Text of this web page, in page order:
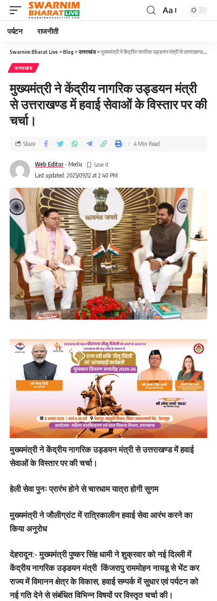
Aa
पर्यटन राजनीती
Swarnim Bharat Live >Blog >उत्तराखंड>मुख्यमंत्री ने केंद्रीय नागरिक उड्डयन मंत्री से उत्तराखण्ड में हवाई सेवाओं के विस्तार पर की चर्चा।
उत्तराखंड
मुख्यमंत्री ने केंद्रीय नागरिक उड्डयन मंत्री
से उत्तराखण्ड में हवाई सेवाओं के विस्तार पर की
चर्चा।
Last updated: 2025/09/12 at 2:40 PM
Web Editor - Media
Share 4 Min Read
मुख्यमंत्री ने केंद्रीय नागरिक उड्डयन मंत्री से उत्तराखण्ड में हवाई
सेवाओं के विस्तार पर की चर्चा।
हेली सेवा पुनः प्रारंभ होने से चारधाम यात्रा होगी सुगम
मुख्यमंत्री ने जौलीग्रांट में रात्रिकालीन हवाई सेवा आरंभ करने का
किया अनुरोध
देहरादून:- मुख्यमंत्री पुष्कर सिंह धामी ने शुक्रवार को नई दिल्ली में
केंद्रीय नागरिक उड्डयन मंत्री किंजरापु राममोहन नायडू से भेंट कर
राज्य में विमानन क्षेत्र के विकास, हवाई सम्पर्क में सुधार एवं पर्यटन को
नई गति देने से संबंधित विभिन्न विषयों पर विस्तृत चर्चा की।